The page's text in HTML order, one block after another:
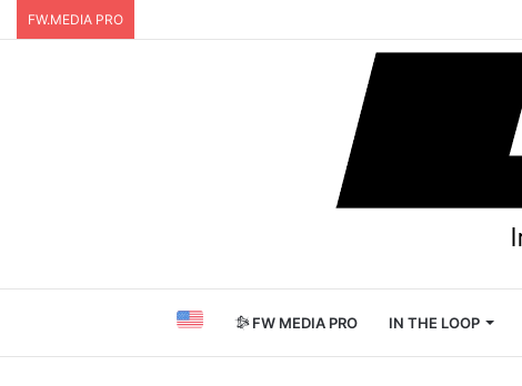
FW.MEDIA PRO
FW MEDIA PRO IN THE LOOP